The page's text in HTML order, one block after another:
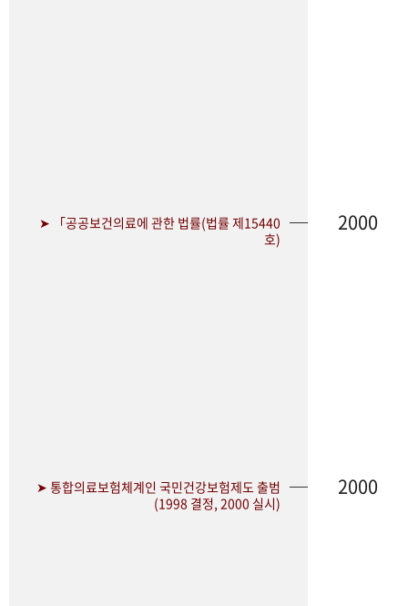
➤ 「공공보건의료에 관한 법률(법률 제15440
호)
2000
➤ 통합의료보험체계인 국민건강보험제도 출범
(1998 결정, 2000 실시)
2000